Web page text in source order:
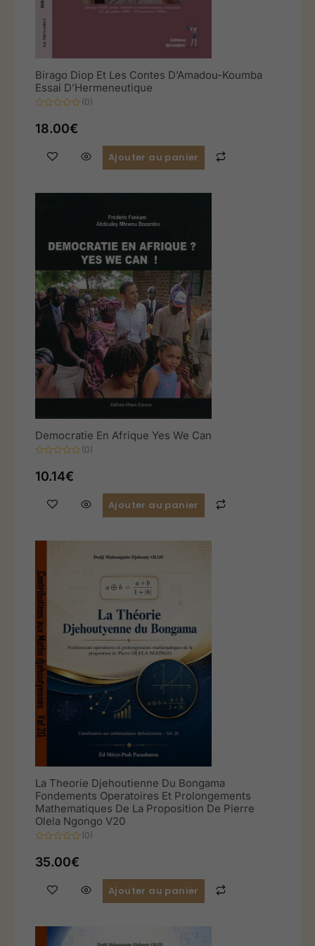
Birago Diop Et Les Contes D’Amadou-Koumba
Essai D’Hermeneutique
0
sur
(0)
18.00€
Ajouter au panier
Democratie En Afrique Yes We Can
0
sur
(0)
10.14€
Ajouter au panier
La Theorie Djehoutienne Du Bongama
Fondements Operatoires Et Prolongements
Mathematiques De La Proposition De Pierre
Olela Ngongo V20
0
sur
(0)
35.00€
Ajouter au panier